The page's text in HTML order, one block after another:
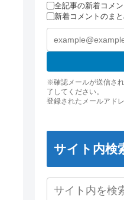
全記事の新着コメ
新着コメントのま
※確認メールが送信さ
了してください。
登録されたメールアド
サイト内検